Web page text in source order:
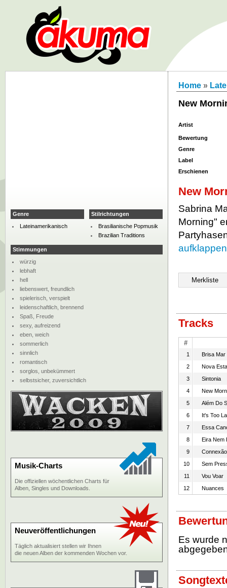
Home »
New
Artist
Bewertung
Genre
Label
Erschienen
New
Sabrina
Morning"
aufklappen
Tracks
#
1
Brisa Mar
2
Nova
3
Sintonia
4
New
5
Além Do
6
It's Too
7
Essa
8
Eira Nem
9
Connexão
10
Sem
11
Vou Voar
12
Nuances
Es wurde
Genre
Lateinamerikanisch
Stilrichtungen
Brasilianische Popmusik
Brazilian Traditions
Stimmungen
würzig
lebhaft
hell
liebenswert, freundlich
spielerisch, verspielt
leidenschaftlich, brennend
Spaß, Freude
sexy, aufreizend
eben, weich
sommerlich
sinnlich
romantisch
sorglos, unbekümmert
selbstsicher, zuversichtlich
Musik-Charts
Die offiziellen wöchentlichen Charts für
Alben, Singles und Downloads.
Neuveröffentlichungen
Täglich aktualisiert stellen wir Ihnen
die neuen Alben der kommenden Wochen vor.